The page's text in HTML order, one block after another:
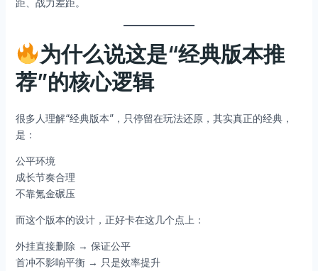
为什么说这是“经典版本推
荐”的核心逻辑
很多人理解“经典版本”，只停留在玩法还原，其实真正的经典，
是：
公平环境
成长节奏合理
不靠氪金碾压
而这个版本的设计，正好卡在这几个点上：
外挂直接删除 → 保证公平
首冲不影响平衡 → 只是效率提升